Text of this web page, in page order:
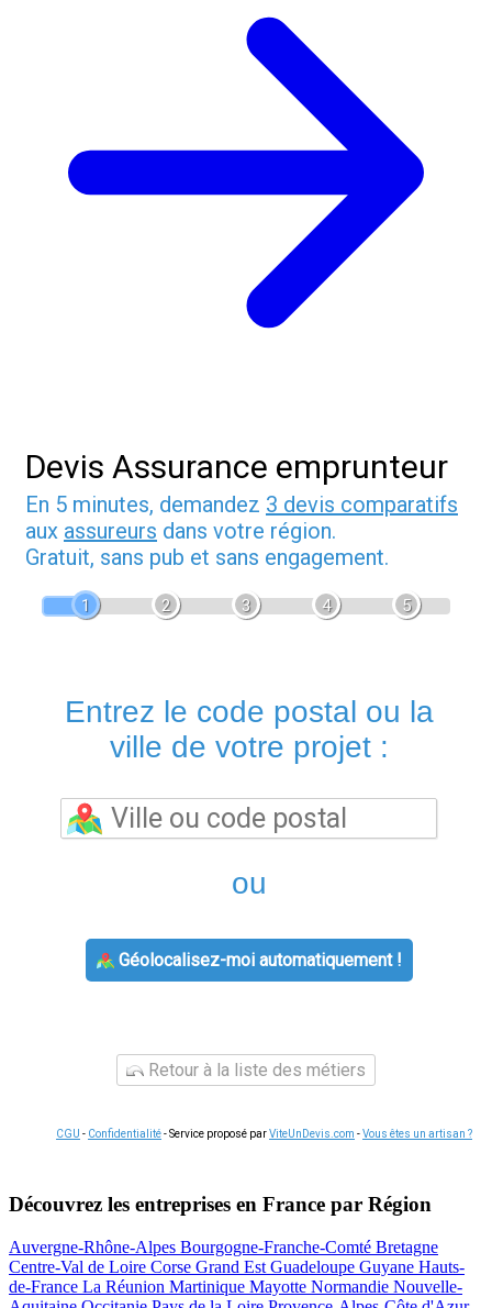
Devis Assurance emprunteur
En 5 minutes, demandez 3 devis comparatifs
aux assureurs dans votre région.
Gratuit, sans pub et sans engagement.
1 2 3 4 5
Entrez le code postal ou la
ville de votre projet :
ou
Géolocalisez-moi automatiquement !
Retour à la liste des métiers
CGU - Confidentialité- Service proposé parViteUnDevis.com -Vous êtes un artisan ?
Découvrez les entreprises en France par Région
Auvergne-Rhône-Alpes Bourgogne-Franche-Comté Bretagne
Centre-Val de Loire Corse Grand Est Guadeloupe Guyane Hauts-
de-France La Réunion Martinique Mayotte Normandie Nouvelle-